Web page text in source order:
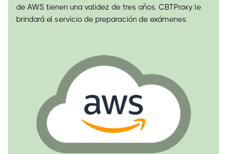
de AWS tienen una validez de tres años. CBTProxy le
brindará el servicio de preparación de exámenes.